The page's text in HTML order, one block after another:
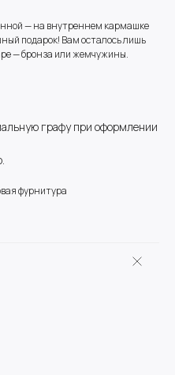
— на внутреннем кармашке
подарок! Вам осталось лишь
— бронза или жемчужины.
графу при оформлении
фурнитура